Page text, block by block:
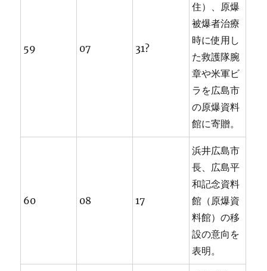
59 07 31?
住）、原爆
被爆者治療
時に使用し
た救護隊腕
章や米軍ビ
ラを広島市
の原爆資料
館に寄贈。
60 08 17
浜井広島市
長、広島平
和記念資料
館（原爆資
料館）の移
設の意向を
表明。